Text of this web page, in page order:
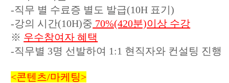
-직무 별 수료증 별도 발급(10H 표기)
-강의 시간(10H)중 70%(420분)이상 수강
※ 우수참여자 혜택
-직무별 3명 선발하여 1:1 현직자와 컨설팅 진행
<콘텐츠/마케팅>